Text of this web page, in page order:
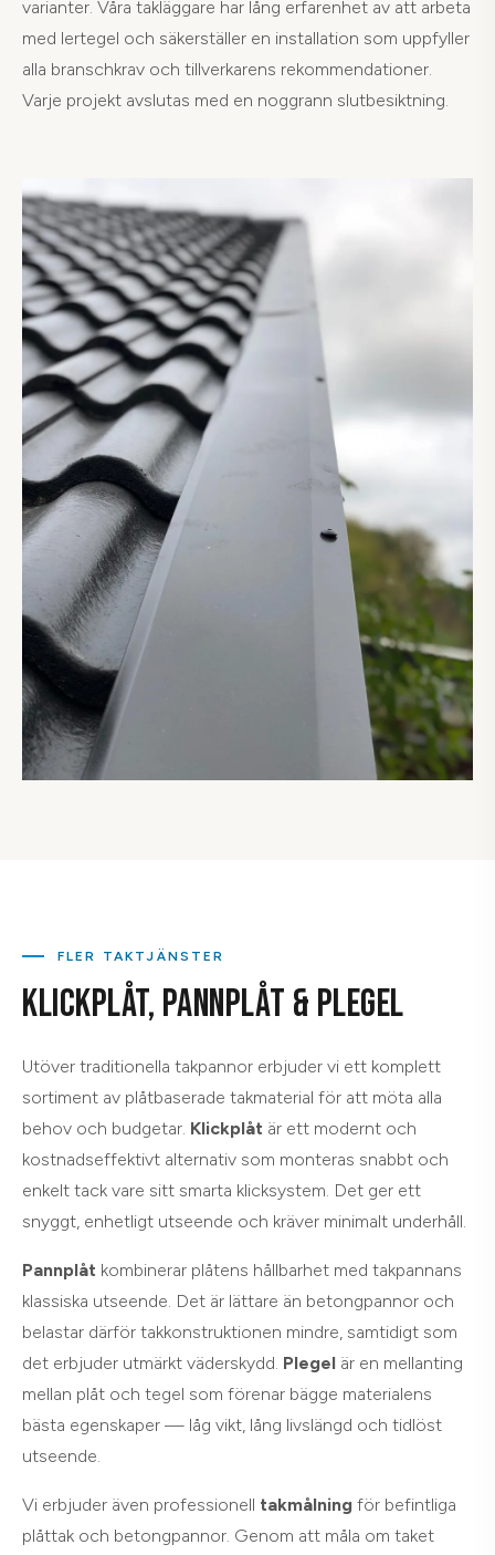
varianter. Våra takläggare har lång erfarenhet av att arbeta
med lertegel och säkerställer en installation som uppfyller
alla branschkrav och tillverkarens rekommendationer.
Varje projekt avslutas med en noggrann slutbesiktning.
FLER TAKTJÄNSTER
KLICKPLÅT, PANNPLÅT & PLEGEL
Utöver traditionella takpannor erbjuder vi ett komplett
sortiment av plåtbaserade takmaterial för att möta alla
behov och budgetar. Klickplåt är ett modernt och
kostnadseffektivt alternativ som monteras snabbt och
enkelt tack vare sitt smarta klicksystem. Det ger ett
snyggt, enhetligt utseende och kräver minimalt underhåll.
Pannplåt kombinerar plåtens hållbarhet med takpannans
klassiska utseende. Det är lättare än betongpannor och
belastar därför takkonstruktionen mindre, samtidigt som
det erbjuder utmärkt väderskydd. Plegel är en mellanting
mellan plåt och tegel som förenar bägge materialens
bästa egenskaper — låg vikt, lång livslängd och tidlöst
utseende.
Vi erbjuder även professionell takmålning för befintliga
plåttak och betongpannor. Genom att måla om taket